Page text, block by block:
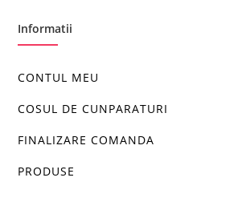
Informatii
CONTUL MEU
COSUL DE CUNPARATURI
FINALIZARE COMANDA
PRODUSE